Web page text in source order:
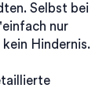
Selbst bei
nur
Hindernis.